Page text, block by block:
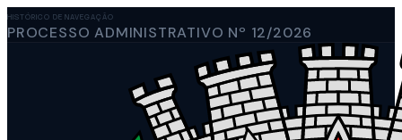
HISTÓRICO DE NAVEGAÇÃO
PROCESSO ADMINISTRATIVO Nº 12/2026